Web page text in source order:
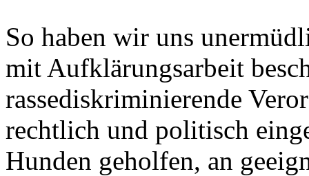
So haben wir uns
mit Aufklärungsarbeit
rassediskriminierende
rechtlich und politisch
Hunden geholfen, an